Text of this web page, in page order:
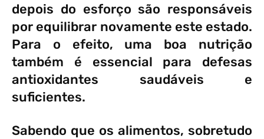
depois do esforço são responsáveis
por equilibrar novamente este estado.
Para o efeito, uma boa nutrição
também é essencial para defesas
antioxidantes saudáveis e
suficientes.
Sabendo que os alimentos, sobretudo